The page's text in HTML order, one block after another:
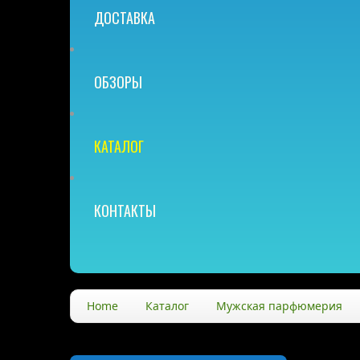
ДОСТАВКА
ОБЗОРЫ
КАТАЛОГ
КОНТАКТЫ
Home Каталог Мужская парфюмерия